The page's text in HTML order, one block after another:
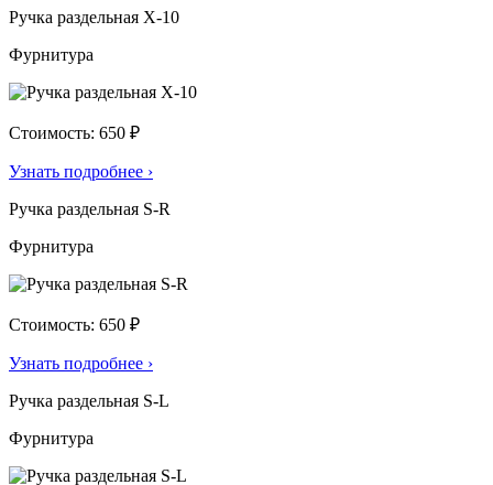
Ручка раздельная X-10
Фурнитура
Стоимость: 650 ₽
Узнать подробнее ›
Ручка раздельная S-R
Фурнитура
Стоимость: 650 ₽
Узнать подробнее ›
Ручка раздельная S-L
Фурнитура